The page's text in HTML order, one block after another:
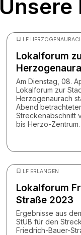
Unsere
LF
Lokalforum
Am Dienstag, 08.
Lokalforum zur
Herzogenaurach
Abend
Streckenabschnitt
bis Herzo-Zentrum.
LF ERLANGEN
Lokalforum
Straße 2023
Ergebnisse aus
StUB für den
Friedrich-Bauer-